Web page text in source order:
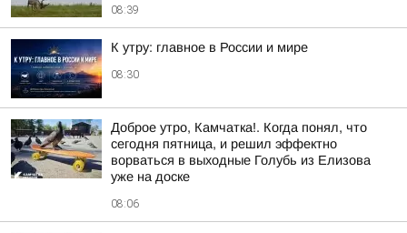
08:39
К утру: главное в России и мире
08:30
Доброе утро, Камчатка!. Когда понял, что
сегодня пятница, и решил эффектно
ворваться в выходные Голубь из Елизова
уже на доске
08:06